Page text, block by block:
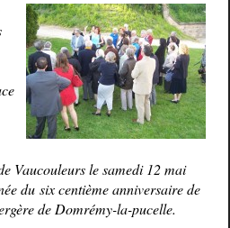
Vaucouleurs le samedi 12 mai
du six centième anniversaire de
de Domrémy-la-pucelle.